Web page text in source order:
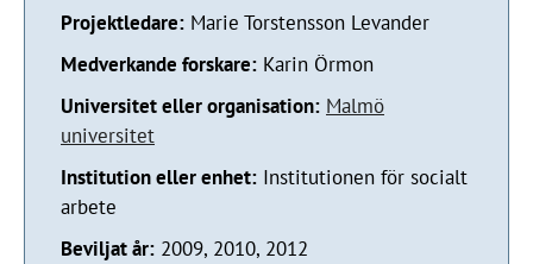
Projektledare: Marie Torstensson Levander
Medverkande forskare: Karin Örmon
Universitet eller organisation: Malmö
universitet
Institution eller enhet: Institutionen för socialt
arbete
Beviljat år: 2009, 2010, 2012